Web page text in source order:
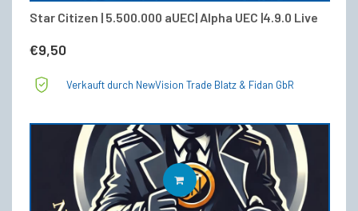
Star Citizen | 5.500.000 aUEC| Alpha UEC |4.9.0 Live
€9,50
Verkauft durch NewVision Trade Blatz & Fidan GbR
IN DEN WARENKORB